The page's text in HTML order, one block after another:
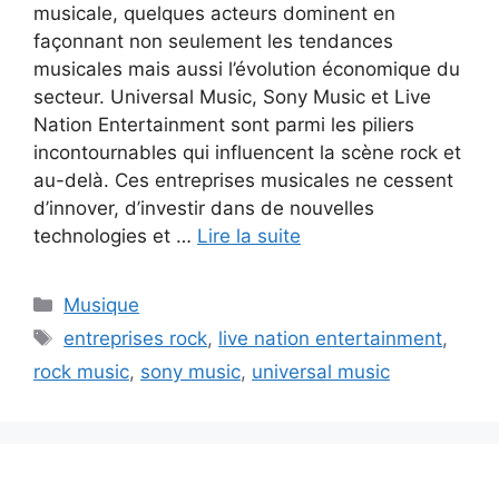
musicale, quelques acteurs dominent en
façonnant non seulement les tendances
musicales mais aussi l’évolution économique du
secteur. Universal Music, Sony Music et Live
Nation Entertainment sont parmi les piliers
incontournables qui influencent la scène rock et
au-delà. Ces entreprises musicales ne cessent
d’innover, d’investir dans de nouvelles
technologies et … Lire la suite
Catégories
Musique
Étiquettes
entreprises rock, live nation entertainment,
rock music, sony music, universal music